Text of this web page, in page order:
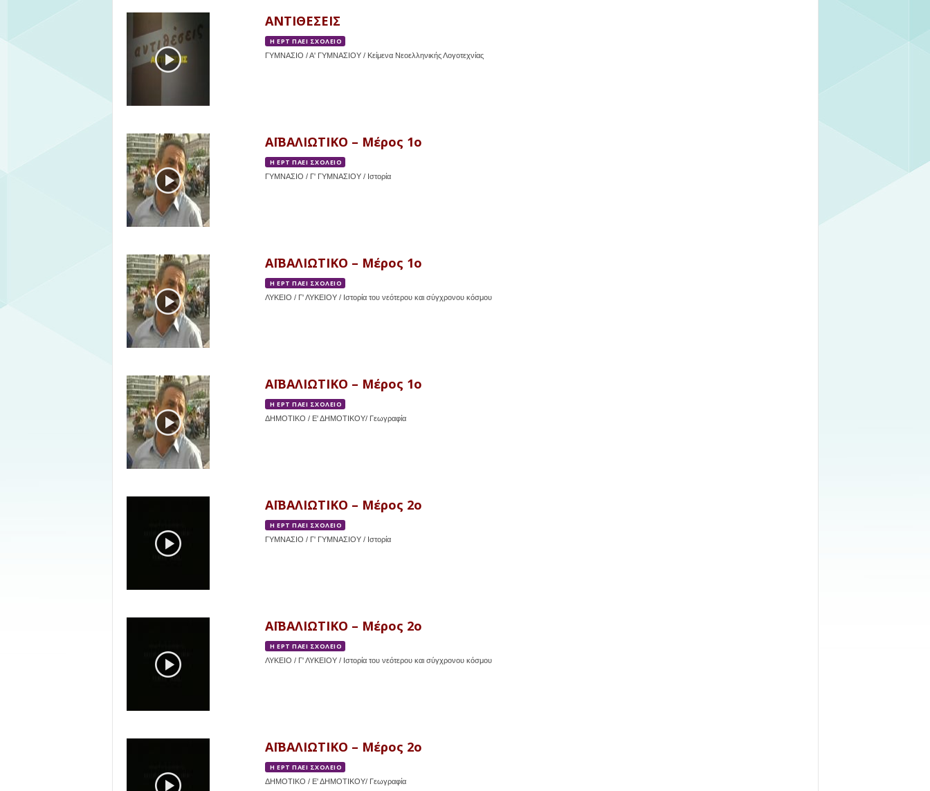
ΑΝΤΙΘΕΣΕΙΣ
Η ΕΡΤ ΠΑΕΙ ΣΧΟΛΕΙΟ
ΓΥΜΝΑΣΙΟ / Α' ΓΥΜΝΑΣΙΟΥ / Κείμενα Νεοελληνικής Λογοτεχνίας
ΑΪΒΑΛΙΩΤΙΚΟ – Μέρος 1ο
Η ΕΡΤ ΠΑΕΙ ΣΧΟΛΕΙΟ
ΓΥΜΝΑΣΙΟ / Γ' ΓΥΜΝΑΣΙΟΥ / Ιστορία
ΑΪΒΑΛΙΩΤΙΚΟ – Μέρος 1ο
Η ΕΡΤ ΠΑΕΙ ΣΧΟΛΕΙΟ
ΛΥΚΕΙΟ / Γ' ΛΥΚΕΙΟΥ / Ιστορία του νεότερου και σύγχρονου κόσμου
ΑΪΒΑΛΙΩΤΙΚΟ – Μέρος 1ο
Η ΕΡΤ ΠΑΕΙ ΣΧΟΛΕΙΟ
ΔΗΜΟΤΙΚΟ / Ε' ΔΗΜΟΤΙΚΟΥ/ Γεωγραφία
ΑΪΒΑΛΙΩΤΙΚΟ – Μέρος 2ο
Η ΕΡΤ ΠΑΕΙ ΣΧΟΛΕΙΟ
ΓΥΜΝΑΣΙΟ / Γ' ΓΥΜΝΑΣΙΟΥ / Ιστορία
ΑΪΒΑΛΙΩΤΙΚΟ – Μέρος 2ο
Η ΕΡΤ ΠΑΕΙ ΣΧΟΛΕΙΟ
ΛΥΚΕΙΟ / Γ' ΛΥΚΕΙΟΥ / Ιστορία του νεότερου και σύγχρονου κόσμου
ΑΪΒΑΛΙΩΤΙΚΟ – Μέρος 2ο
Η ΕΡΤ ΠΑΕΙ ΣΧΟΛΕΙΟ
ΔΗΜΟΤΙΚΟ / Ε' ΔΗΜΟΤΙΚΟΥ/ Γεωγραφία